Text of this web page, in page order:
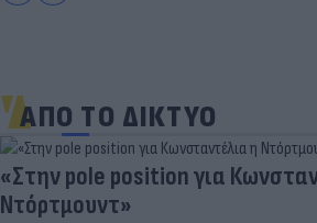
ΑΠΟ ΤΟ ΔΙΚΤΥΟ
«Στην pole position για
Ντόρτμουντ»